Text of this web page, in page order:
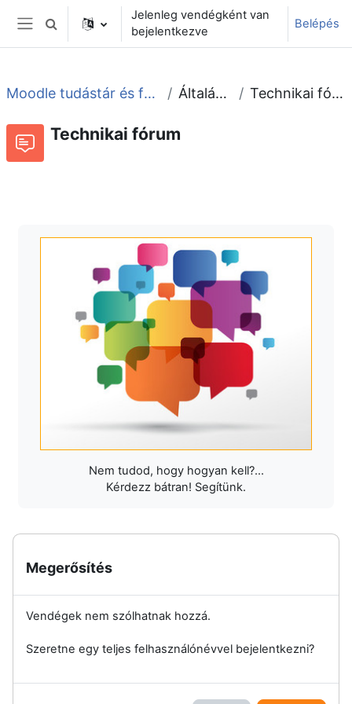
Tovább a fő tartalomhoz
Oldalpanel
Keresési bemeneti adatok váltása
Jelenleg vendégként van
bejelentkezve
Belépés
Moodle tudástár és fórum Általános Technikai fórum
Technikai fórum
Nem tudod, hogy hogyan kell?...
Kérdezz bátran! Segítünk.
Megerősítés
Vendégek nem szólhatnak hozzá.
Szeretne egy teljes felhasználónévvel bejelentkezni?